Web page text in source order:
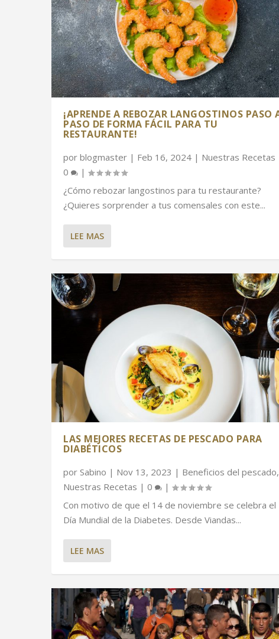
¡APRENDE A REBOZAR LANGOSTINOS PASO
PASO DE FORMA FÁCIL PARA TU
RESTAURANTE!
por blogmaster | Feb 16, 2024 | Nuestras Recetas
0
|
¿Cómo rebozar langostinos para tu restaurante?
¿Quieres sorprender a tus comensales con este...
LEE MAS
LAS MEJORES RECETAS DE PESCADO PARA
DIABÉTICOS
por Sabino | Nov 13, 2023 | Beneficios del pescado,
Nuestras Recetas | 0
|
Con motivo de que el 14 de noviembre se celebra el
Día Mundial de la Diabetes. Desde Viandas...
LEE MAS